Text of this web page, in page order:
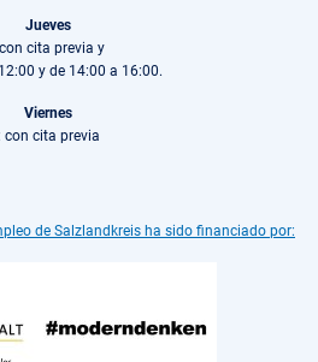
Jueves
cita previa y
y de 14:00 a 16:00.
Viernes
con cita previa
de Salzlandkreis ha sido financiado por: